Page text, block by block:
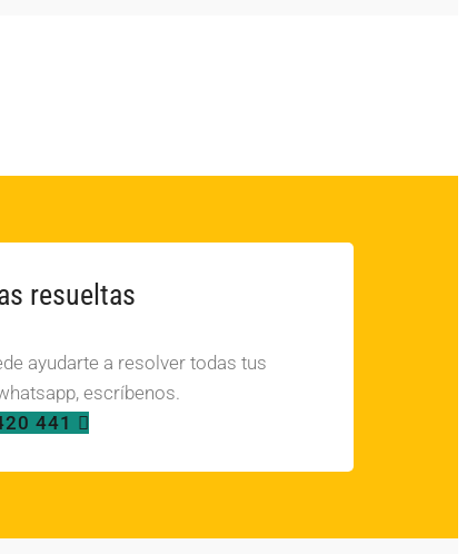
resueltas
ayudarte a resolver todas tus
escríbenos.
441